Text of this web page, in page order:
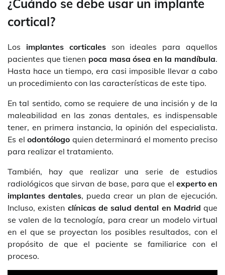
¿Cuándo se debe usar un implante
cortical?
Los implantes corticalesson ideales para aquellos
pacientes que tienen poca masa ósea en la mandíbula.
Hasta hace un tiempo, era casi imposible llevar a cabo
un procedimiento con las características de este tipo.
En tal sentido, como se requiere de una incisión y de la
maleabilidad en las zonas dentales, es indispensable
tener, en primera instancia, la opinión del especialista.
Es elodontólogo quien determinará el momento preciso
para realizar el tratamiento.
También, hay que realizar una serie de estudios
radiológicos que sirvan de base, para que el experto en
implantes dentales, pueda crear un plan de ejecución.
Incluso, existen clínicas de salud dental en Madrid que
se valen de la tecnología, para crear un modelo virtual
en el que se proyectan los posibles resultados, con el
propósito de que el paciente se familiarice con el
proceso.